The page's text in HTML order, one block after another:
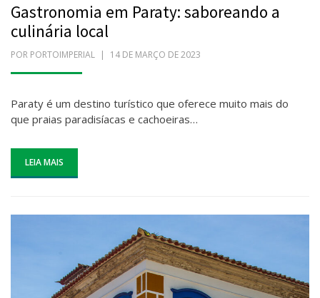
Gastronomia em Paraty: saboreando a
culinária local
POR PORTOIMPERIAL
POSTADO
14 DE MARÇO DE 2023
Paraty é um destino turístico que oferece muito mais do
que praias paradisíacas e cachoeiras…
LEIA MAIS